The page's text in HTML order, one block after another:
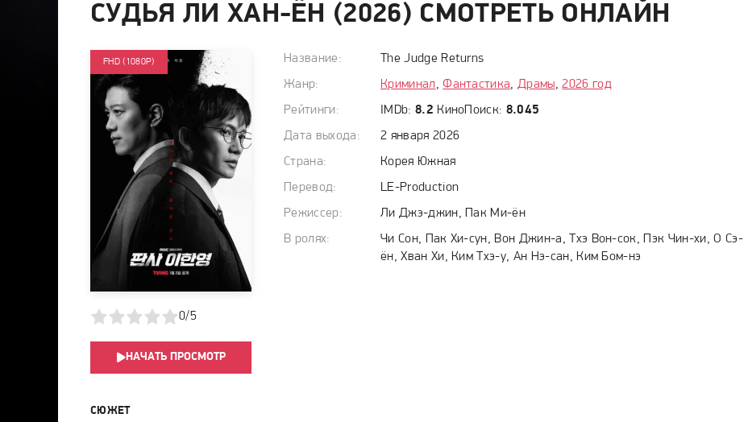
СУДЬЯ ЛИ ХАН-ЁН (2026) СМОТРЕТЬ ОНЛАЙН
Название:
The Judge Returns
Жанр:
Криминал, Фантастика,Драмы,2026 год
Рейтинги:
IMDb: 8.2 КиноПоиск: 8.045
Дата выхода:
2 января 2026
Страна:
Корея Южная
Перевод:
LE-Production
Режиссер:
Ли Джэ-джин, Пак Ми-ён
В ролях:
Чи Сон, Пак Хи-сун, Вон Джин-а, Тхэ Вон-сок, Пэк Чин-хи, О Сэ-
ён, Хван Хи, Ким Тхэ-у, Ан Нэ-сан, Ким Бом-нэ
FHD (1080P)
0/5
НАЧАТЬ ПРОСМОТР
СЮЖЕТ